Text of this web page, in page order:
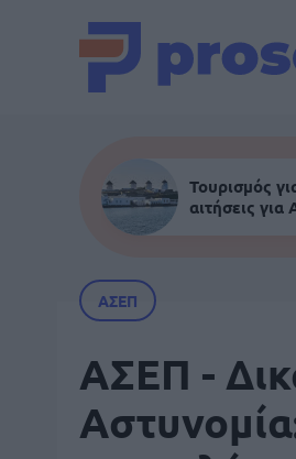
Τουρισμός
αιτήσεις
ΑΣΕΠ
ΑΣΕΠ -